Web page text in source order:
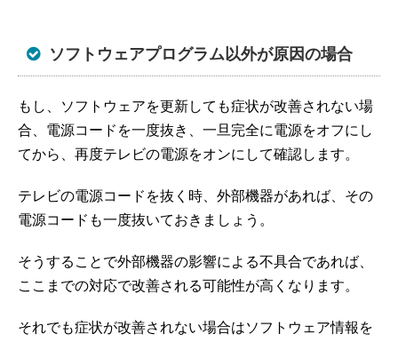
ソフトウェアプログラム以外が原因の場合
もし、ソフトウェアを更新しても症状が改善されない場
合、電源コードを一度抜き、一旦完全に電源をオフにし
てから、再度テレビの電源をオンにして確認します。
テレビの電源コードを抜く時、外部機器があれば、その
電源コードも一度抜いておきましょう。
そうすることで外部機器の影響による不具合であれば、
ここまでの対応で改善される可能性が高くなります。
それでも症状が改善されない場合はソフトウェア情報を